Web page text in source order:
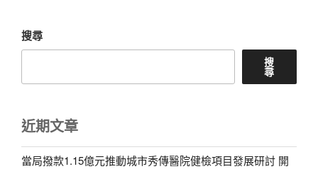
搜尋
搜
尋
近期文章
當局撥款1.15億元推動城市秀傳醫院健檢項目發展研討 開